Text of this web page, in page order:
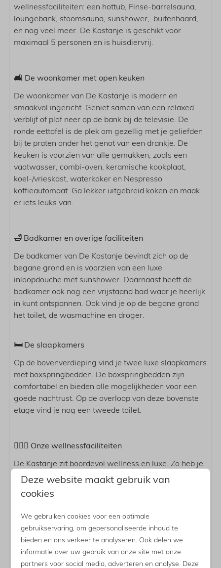
Kinderstoel
Wi-Fi
Keuken
Koel-/Vrieskast
Koffie (Nespresso)
Slaapkamer
2 Slaapkamers
Babybed
Boxspring bedden
wellnessfaciliteiten: een hottub, Finse-barrelsauna,
loungebank, stoomsauna, sunshower, buitenhaard,
en nog veel meer. De Kastanje is geschikt voor
maximaal 5 personen en is huisdiervrij.
🛋️ De woonkamer met open keuken
De woonkamer van De Kastanje is modern en
smaakvol ingericht. Geniet samen van een relaxed
verblijf of plof neer op de bank bij de televisie. De
ronde eettafel is de plek om gezellig met je geliefden
bij te praten onder het genot van een drankje. De
keuken is voorzien van alle gemakken, zoals een
vaatwasser, combi-oven, keramische kookplaat,
koel-/vrieskast, waterkoker en Nespresso
koffieautomaat. Ga lekker uitgebreid koken en maak
er iets leuks van.
🛁 Badkamer en overige faciliteiten
De badkamer van De Kastanje bevindt zich op de
begane grond en is voorzien van een luxe
inloopdouche met sunshower. Daarnaast heeft de
badkamer ook nog een vrijstaand bad waar je heerlijk
in kunt ontspannen. Ook vind je op de begane grond
het toilet, de wasmachine en droger.
🛏️ De slaapkamers
Op de bovenverdieping vind je twee luxe slaapkamers
met boxspringbedden. De boxspringbedden zijn
comfortabel en bieden alle mogelijkheden voor een
goede nachtrust. Op de overloop van deze bovenste
etage vind je nog een tweede toilet.
🧘🏼‍♀️ Onze wellnessfaciliteiten
De Kastanje zit boordevol wellness en luxe. Zo heb je
een houtgestookte hottub die overdekt staat,
waardoor je te allen tijde heerlijk kunt genieten van de
Achterhoekse natuur. Ook kun je vanuit de Finse-
Deze website maakt gebruik van
cookies
We gebruiken cookies voor een optimale
gebruikservaring, om gepersonaliseerde inhoud te
bieden en ons verkeer te analyseren. Ook delen we
informatie over uw gebruik van onze site met onze
partners voor social media, adverteren en analyse. Deze